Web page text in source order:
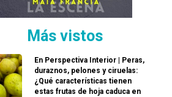
Más vistos
En Perspectiva Interior | Peras,
duraznos, pelones y ciruelas:
¿Qué características tienen
estas frutas de hoja caduca en